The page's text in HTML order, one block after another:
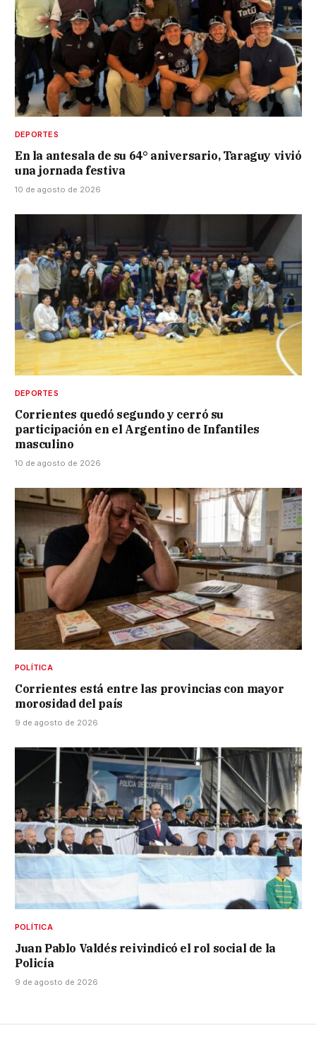
DEPORTES
En la antesala de su 64° aniversario, Taraguy vivió
una jornada festiva
10 de agosto de 2026
DEPORTES
Corrientes quedó segundo y cerró su
participación en el Argentino de Infantiles
masculino
10 de agosto de 2026
POLÍTICA
Corrientes está entre las provincias con mayor
morosidad del país
9 de agosto de 2026
POLÍTICA
Juan Pablo Valdés reivindicó el rol social de la
Policía
9 de agosto de 2026